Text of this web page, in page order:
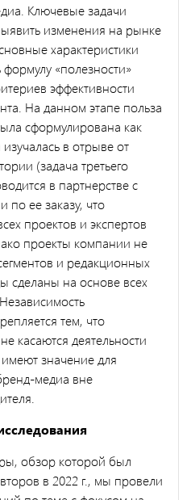
Ключевые задачи
изменения на рынке
характеристики
«полезности»
эффективности
На данном этапе польза
сформулирована как
в отрыве от
(задача третьего
в партнерстве с
по ее заказу, что
проектов и экспертов
проекты компании не
и редакционных
сделаны на основе всех
тем, что
касаются деятельности
значение для
медиа вне
обзор которой был
в 2022 г., мы провели